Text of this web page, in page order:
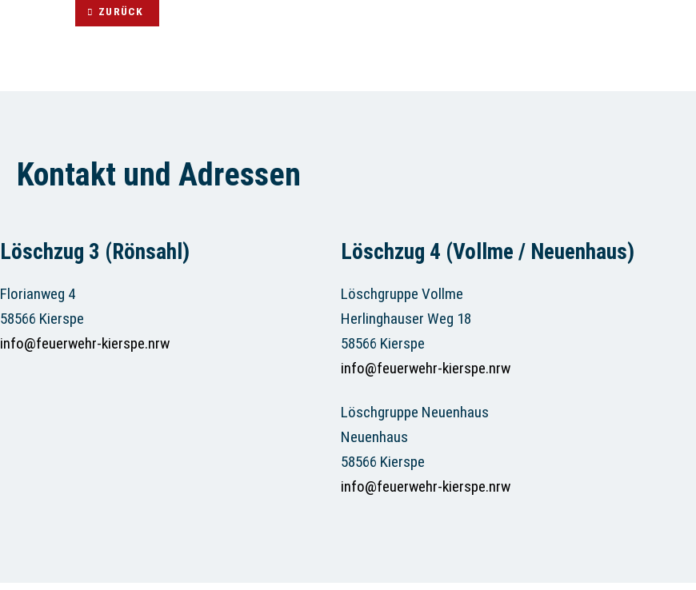
ZURÜCK
Kontakt und Adressen
Löschzug 3 (Rönsahl)
Florianweg 4
58566 Kierspe
info@feuerwehr-kierspe.nrw
Löschzug 4 (Vollme / Neuenhaus)
Löschgruppe Vollme
Herlinghauser Weg 18
58566 Kierspe
info@feuerwehr-kierspe.nrw
Löschgruppe Neuenhaus
Neuenhaus
58566 Kierspe
info@feuerwehr-kierspe.nrw